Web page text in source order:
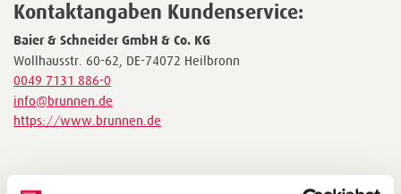
Kontaktangaben Kundenservice:
Baier & Schneider GmbH & Co. KG
Wollhausstr. 60-62, DE-74072 Heilbronn
0049 7131 886-0
info@brunnen.de
https://www.brunnen.de